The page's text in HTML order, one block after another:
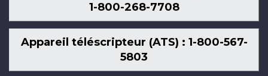
1-800-268-7708
Appareil téléscripteur (ATS) : 1-800-567-
5803